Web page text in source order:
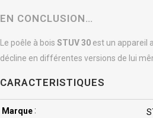
EN CONCLUSION…
Le poêle à bois STUV30est un appareil
décline en différentes versions de lui
CARACTERISTIQUES
Marque: